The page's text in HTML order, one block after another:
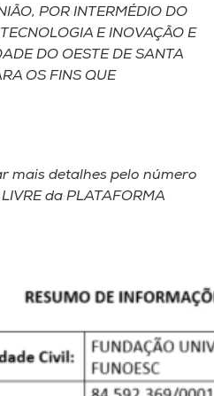
POR INTERMÉDIO DO
E INOVAÇÃO E
DO OESTE DE SANTA
OS FINS QUE
mais detalhes pelo número
da PLATAFORMA